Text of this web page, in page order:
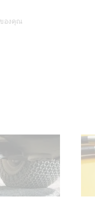
องคุณ